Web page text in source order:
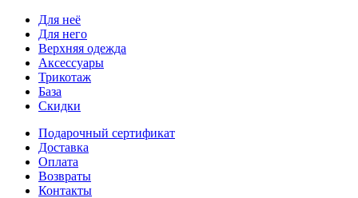
Для неё
Для него
Верхняя одежда
Аксессуары
Трикотаж
База
Скидки
Подарочный сертификат
Доставка
Оплата
Возвраты
Контакты